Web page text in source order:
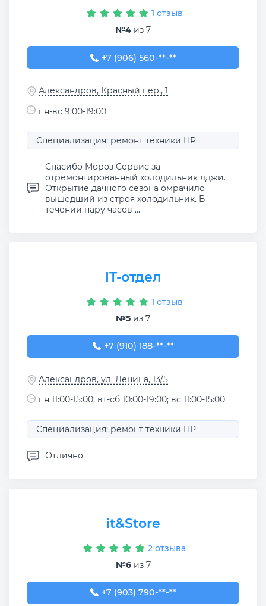
1 отзыв
№4 из 7
+7 (906) 560-00-84
+7 (906) 560-**-**
Александров, Красный пер., 1
пн-вс 9:00-19:00
Специализация: ремонт техники HP
Спасибо Мороз Сервис за
отремонтированный холодильник лджи.
Открытие дачного сезона омрачило
вышедший из строя холодильник. В
течении пару часов ...
IT-отдел
1 отзыв
№5 из 7
+7 (910) 188-95-65
+7 (910) 188-**-**
Александров, ул. Ленина, 13/5
пн 11:00-15:00; вт-сб 10:00-19:00; вс 11:00-15:00
Специализация: ремонт техники HP
Отлично.
it&Store
2 отзыва
№6из 7
+7 (903) 790-08-67
+7 (903) 790-**-**